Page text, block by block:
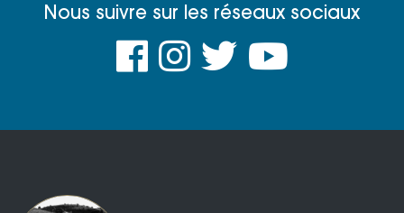
Nous suivre sur les réseaux sociaux